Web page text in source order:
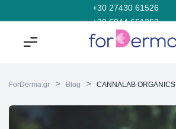
+30 27430 61526
+30 6944 661353
ForDerma.gr > Blog > CANNALAB ORGANICS